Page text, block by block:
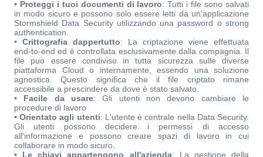
• Proteggi i tuoi documenti di lavoro: Tutti i file sono salvati
in modo sicuro e possono solo essere letti da un'applicazione
Stormshield Data Security utilizzando una password o strong
authentication.
• Crittografia dappertutto: La criptazione viene effettuata
end-to-end ed è controllata esclusivamente dalla compagnia. Il
file può essere condiviso in tutta sicurezza sulle diverse
piattaforma Cloud o internamente, essendo una soluzione
agnostica. Questo significa che il file criptato rimane
accessibile a prescindere da dove è stato salvato.
• Facile da usare: Gli utenti non devono cambiare le
procedure di lavoro
•Orientato agli utenti: L'utente è centrale nella Data Security.
Gli utenti possono decidere i permessi di accesso
all'informazione e possono creare spazi di lavoro in cui
collaborare in modo sicuro.
• Le chiavi appartengono all'azienda: La gestione della